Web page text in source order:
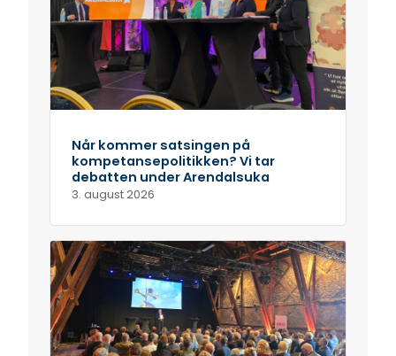
Når kommer satsingen på
kompetansepolitikken? Vi tar
debatten under Arendalsuka
3. august 2026